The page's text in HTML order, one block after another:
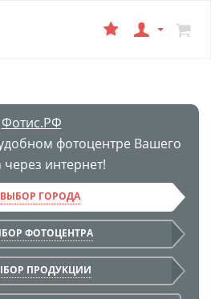
Фотис.РФ
фотоцентре Вашего
через интернет!
ВЫБОР ГОРОДА
ФОТОЦЕНТРА
ПРОДУКЦИИ